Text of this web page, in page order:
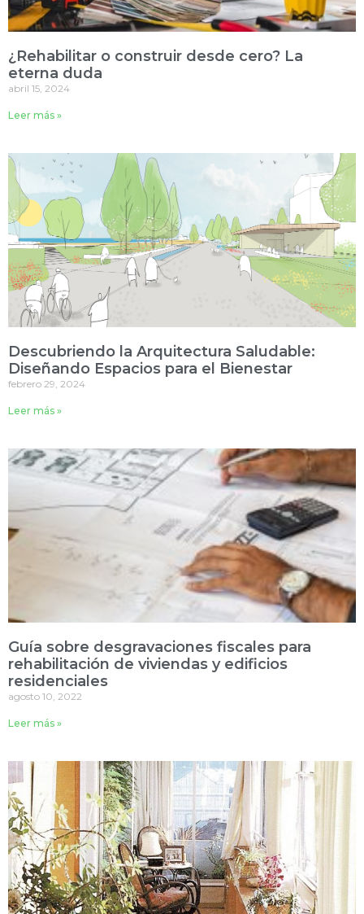
¿Rehabilitar o construir desde cero? La
eterna duda
abril 15, 2024
Leer más »
Descubriendo la Arquitectura Saludable:
Diseñando Espacios para el Bienestar
febrero 29, 2024
Leer más »
Guía sobre desgravaciones fiscales para
rehabilitación de viviendas y edificios
residenciales
agosto 10, 2022
Leer más »